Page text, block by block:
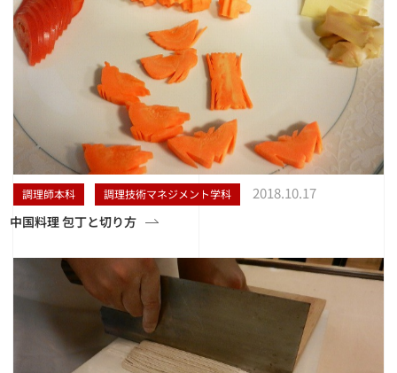
調理師本科 調理技術マネジメント学科 2018.10.17
中国料理 包丁と切り方